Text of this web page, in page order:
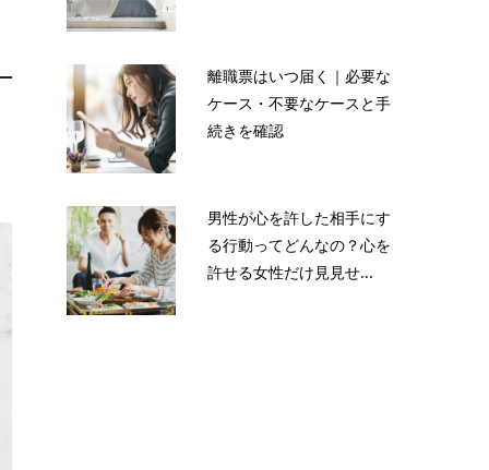
離職票はいつ届く｜必要な
ケース・不要なケースと手
続きを確認
男性が心を許した相手にす
る行動ってどんなの？心を
許せる女性だけ見見せ...